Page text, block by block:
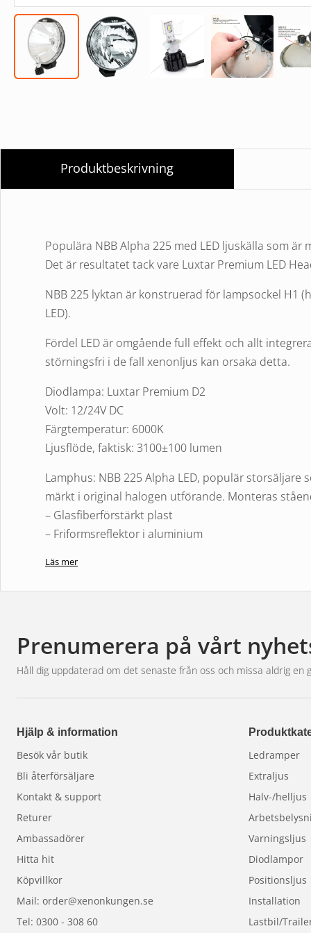
Produktbeskrivning
Populära NBB Alpha 225 med LED ljuskälla som
Det är resultatet tack vare Luxtar Premium LED
NBB 225 lyktan är konstruerad för lampsockel H1
LED).
Fördel LED är omgående full effekt och allt
störningsfri i de fall xenonljus kan orsaka detta.
Diodlampa: Luxtar Premium D2
Volt: 12/24V DC
Färgtemperatur: 6000K
Ljusflöde, faktisk: 3100±100 lumen
Lamphus: NBB 225 Alpha LED, populär
märkt i original halogen utförande. Monteras
– Glasfiberförstärkt plast
– Friformsreflektor i aluminium
– Ljusbild Fjärr
1st Luxtar Premium LED D2
Tillbehör för NBB225 8G LED:
Lampan levereras omonterad.
Extraljuset är ej E-godkänt i detta utförande.
Garanti 1 år.
Läs mer
Prenumerera på vårt
Håll dig uppdaterad om det senaste från oss och missa aldrig en
Hjälp & information
Besök vår butik
Bli återförsäljare
Kontakt & support
Returer
Ambassadörer
Hitta hit
Köpvillkor
Mail: order@xenonkungen.se
Tel: 0300 - 308 60
Ledramper
Extraljus
Halv-/helljus
Varningsljus
Diodlampor
Positionsljus
Installation
Lastbil/